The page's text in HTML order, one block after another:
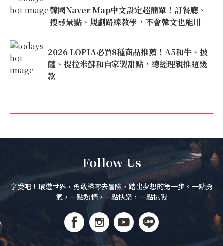
韓國Naver Map中文設定超簡單！訂餐廳、
搜尋景點、規劃路線教學，不會韓文也能用
2026 LOPIA必買8種商品推薦！A5和牛、披
薩、提拉米蘇和自家製甜點，總經理親推這幾
款
Follow Us
享受吧！環遊世界，勇敢歸零去冒險，踏出夢想的第一步。一點勇
氣，一點熱情，一點快樂，一點挑戰